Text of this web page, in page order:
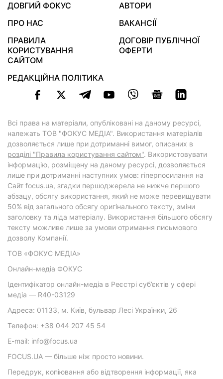
ДОВГИЙ ФОКУС
АВТОРИ
ПРО НАС
ВАКАНСІЇ
ПРАВИЛА
КОРИСТУВАННЯ
САЙТОМ
ДОГОВІР ПУБЛІЧНОЇ
ОФЕРТИ
РЕДАКЦІЙНА ПОЛІТИКА
Всі права на матеріали, опубліковані на даному ресурсі,
належать ТОВ "ФОКУС МЕДІА". Використання матеріалів
дозволяється лише при дотриманні вимог, описаних в
розділі "Правила користування сайтом". Використовувати
інформацію, розміщену на даному ресурсі, дозволяється
лише при дотриманні наступних умов: гіперпосилання на
Cайт focus.ua, згадки першоджерела не нижче першого
абзацу, обсягу використання, який не може перевищувати
50% від загального обсягу оригінального тексту, зміни
заголовку та ліда матеріалу. Використання більшого обсягу
тексту можливе лише за умови отримання письмового
дозволу Компанії.
ТОВ «ФОКУС МЕДІА»
Онлайн-медіа ФОКУС
Ідентифікатор онлайн-медіа в Реєстрі суб’єктів у сфері
медіа — R40-03129
Адреса: 01133, м. Київ, бульвар Лесі Українки, 26
Телефон: +38 044 207 45 54
E-mail: info@focus.ua
FOCUS.UA — більше ніж просто новини.
Передрук, копіювання або відтворення інформації, яка